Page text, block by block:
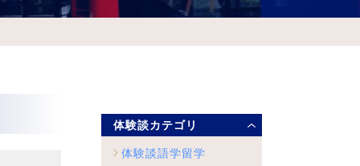
体験談カテゴリ
体験談語学留学